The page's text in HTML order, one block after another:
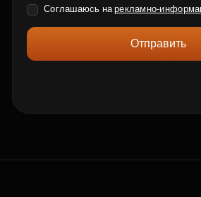
Соглашаюсь нарекламно-
Отправить